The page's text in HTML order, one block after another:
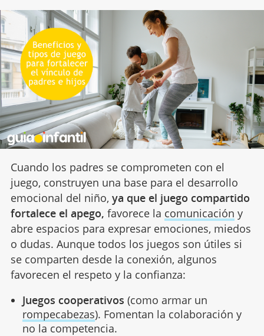
Cuando los padres se comprometen con el
juego, construyen una base para el desarrollo
emocional del niño, ya que el juego compartido
fortalece el apego, favorece la comunicación y
abre espacios para expresar emociones, miedos
o dudas. Aunque todos los juegos son útiles si
se comparten desde la conexión, algunos
favorecen el respeto y la confianza:
Juegos cooperativos (como armar un
rompecabezas). Fomentan la colaboración y
no la competencia.